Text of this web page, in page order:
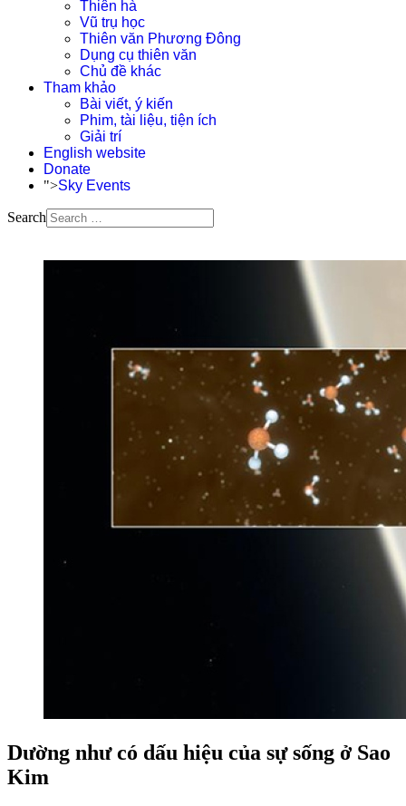
Thiên hà
Vũ trụ học
Thiên văn Phương Đông
Dụng cụ thiên văn
Chủ đề khác
Tham khảo
Bài viết, ý kiến
Phim, tài liệu, tiện ích
Giải trí
English website
Donate
">Sky Events
Search
Dường như có dấu hiệu của sự sống ở Sao
Kim